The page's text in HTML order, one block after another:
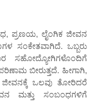
ಪ್ರಣಯ, ಲೈಂಗಿಕ ಜೀವನ
ಸಂಕೇತವಾಗಿದೆ. ಒಬ್ಬರು
ಸಹೋದ್ಯೋಗಿಗಳೊಂದಿಗೆ
ಬೀರುತ್ತದೆ. ಹೀಗಾಗಿ,
ಜೀವನಕ್ಕೆ ಒಲವು ತೋರಿದರೆ
ಮತ್ತು ಸಂಬಂಧಗಳಿಗೆ